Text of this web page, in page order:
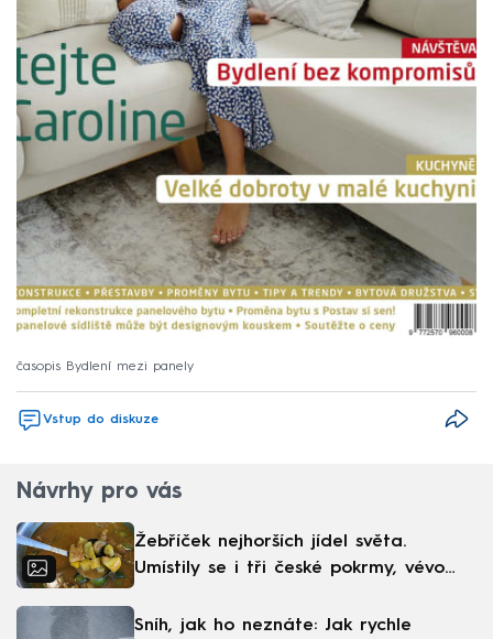
časopis Bydlení mezi panely
Vstup do diskuze
Návrhy pro vás
Žebříček nejhorších jídel světa.
Umístily se i tři české pokrmy, vévodí
Sníh, jak ho neznáte: Jak rychle